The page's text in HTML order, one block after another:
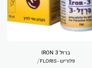
ברזל 3 IRON
פלוריש - FLORIS /